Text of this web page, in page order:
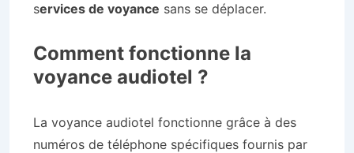
services de voyance sans se déplacer.
Comment fonctionne la
voyance audiotel ?
La voyance audiotel fonctionne grâce à des
numéros de téléphone spécifiques fournis par